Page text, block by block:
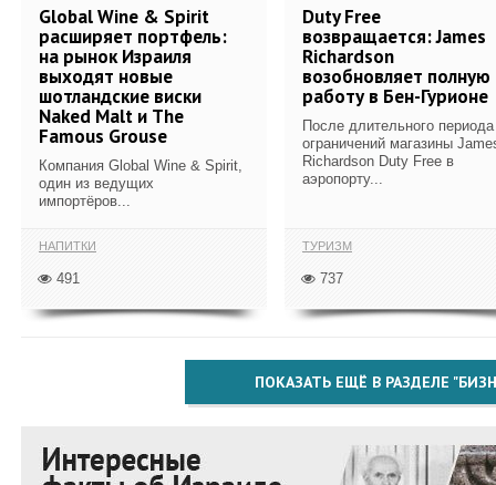
Global Wine & Spirit
расширяет портфель:
на рынок Израиля
выходят новые
шотландские виски
Naked Malt и The
Famous Grouse
Компания Global Wine & Spirit,
один из ведущих
импортёров...
НАПИТКИ
491
Duty Free
возвращается: James
Richardson
возобновляет полную
работу в Бен-Гурионе
После длительного периода
ограничений магазины
Richardson Duty Free в
аэропорту...
ТУРИЗМ
737
ПОКАЗАТЬ ЕЩЁ В РАЗДЕЛЕ